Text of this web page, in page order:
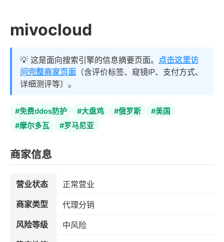
mivocloud
💡 这是面向搜索引擎的信息摘要页面。 点击这里访
问完整商家页面 （含评价标签、窥镜IP、支付方式、
详细测评等）。
#免费ddos防护 #大盘鸡 #俄罗斯
#美国
#摩尔多瓦
#罗马尼亚
商家信息
营业状态
正常营业
商家类型
代理分销
风险等级
中风险